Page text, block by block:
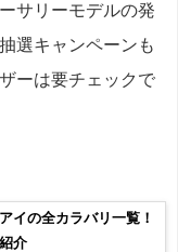
サリーモデルの発
選キャンペーンも
ーは要チェックで
イの全カラバリ一覧！
介